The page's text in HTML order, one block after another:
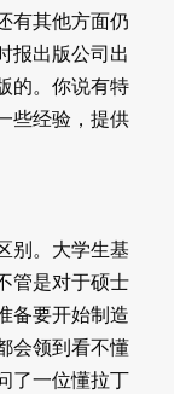
有其他方面仍
报出版公司出
的。你说有特
些经验，提供
别。大学生基
管是对于硕士
备要开始制造
会领到看不懂
了一位懂拉丁